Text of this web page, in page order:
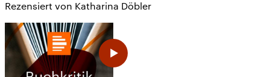
Rezensiert von Katharina Döbler